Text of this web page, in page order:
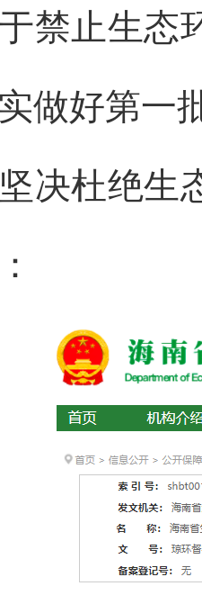
禁止生态
做好第一
决杜绝生